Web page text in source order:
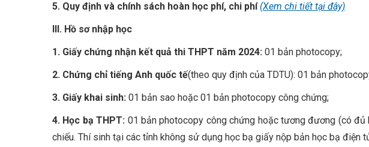
5. Quy định và chính sách hoàn học phí, chi phí (Xem chi tiết tại đây)
III. Hồ sơ nhập học
1. Giấy chứng nhận kết quả thi THPT năm 2024: 01 bản photocopy;
2. Chứng chỉ tiếng Anh quốc tế(theo quy định của TDTU): 01 bản
3. Giấy khai sinh: 01 bản sao hoặc 01 bản photocopy công chứng;
4. Học bạ THPT: 01 bản photocopy công chứng hoặc tương đương (có
chiếu. Thí sinh tại các tỉnh không sử dụng học bạ giấy nộp bản học bạ điện